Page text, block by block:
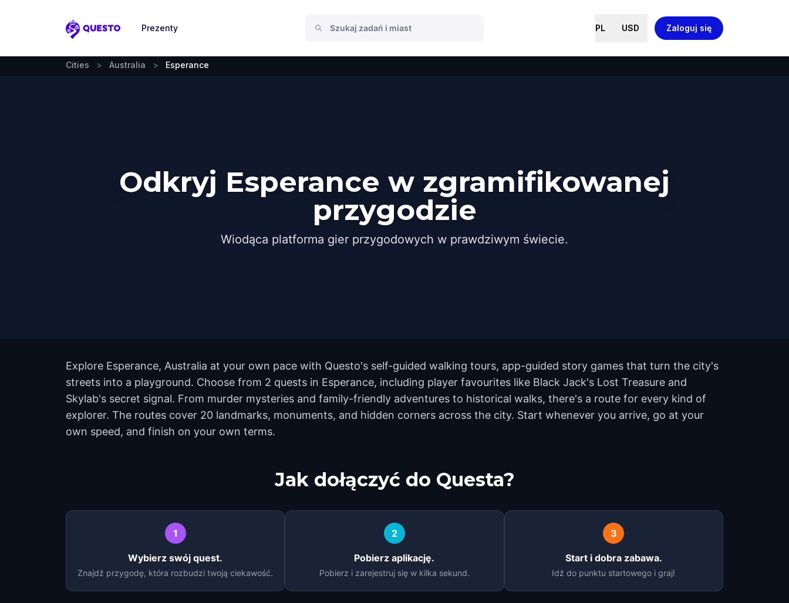
Questo
Prezenty PL USD Zaloguj się
Cities > Australia > Esperance
Odkryj Esperance w zgramifikowanej
przygodzie
Wiodąca platforma gier przygodowych w prawdziwym świecie.
Explore Esperance, Australia at your own pace with Questo's self-guided walking tours, app-guided story games that turn the city's
streets into a playground. Choose from 2 quests in Esperance, including player favourites like Black Jack's Lost Treasure and
Skylab's secret signal. From murder mysteries and family-friendly adventures to historical walks, there's a route for every kind of
explorer. The routes cover 20 landmarks, monuments, and hidden corners across the city. Start whenever you arrive, go at your
own speed, and finish on your own terms.
Jak dołączyć do Questa?
1
Wybierz swój quest.
Znajdź przygodę, która rozbudzi twoją ciekawość.
2
Pobierz aplikację.
Pobierz i zarejestruj się w kilka sekund.
3
Start i dobra zabawa.
Idź do punktu startowego i graj!